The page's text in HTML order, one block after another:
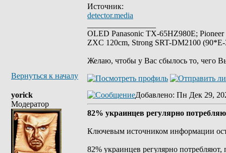
Источник:
detector.media
OLED Panasonic TX-65HZ980E;
ZXC 120cm, Strong SRT-DM2100
Желаю, чтобы у Вас сбылось то, чего
Вернуться к началу
yorick
Модератор
Добавлено: Пн Дек 29,
82% украинцев регулярно
Ключевым источником информации
82% украинцев регулярно